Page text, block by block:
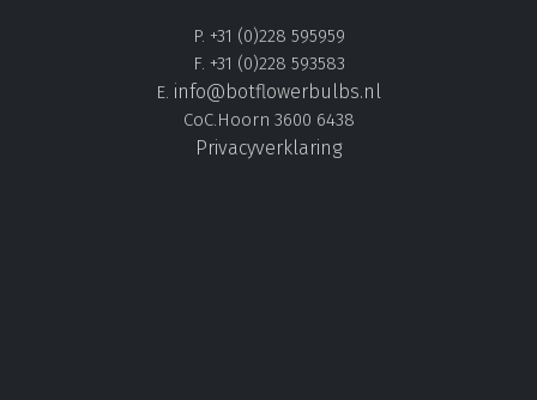
P. +31 (0)228 595959
F. +31 (0)228 593583
E. info@botflowerbulbs.nl
CoC.Hoorn 3600 6438
Privacyverklaring